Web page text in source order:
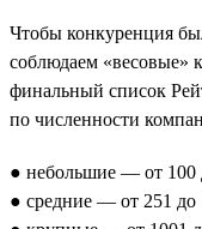
Чтобы конкуренция
соблюдаем «весовые»
финальный список
по численности
● небольшие — от 100
● средние — от 251 до